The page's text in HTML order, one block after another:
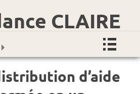
CLAIRE
d’aide